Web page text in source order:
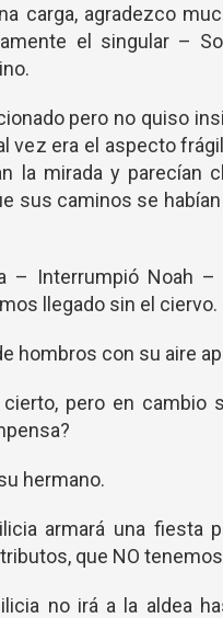
carga, agradezco
el singular –
pero no quiso
vez era el aspecto
la mirada y parecían
sus caminos se
– Interrumpió Noah
llegado sin el ciervo.
hombros con su aire
pero en cambio
hermano.
armará una fiesta
que NO
no irá a la aldea